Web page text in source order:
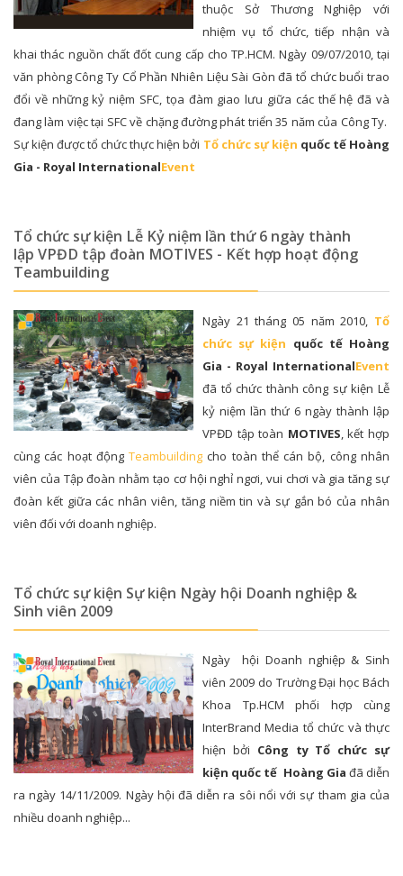
thuộc Sở Thương Nghiệp với
nhiệm vụ tổ chức, tiếp nhận và
khai thác nguồn chất đốt cung cấp cho TP.HCM. Ngày 09/07/2010, tại
văn phòng Công Ty Cổ Phần Nhiên Liệu Sài Gòn đã tổ chức buổi trao
đổi về những kỷ niệm SFC, tọa đàm giao lưu giữa các thế hệ đã và
đang làm việc tại SFC về chặng đường phát triển 35 năm của Công Ty.
Sự kiện được tổ chức thực hiện bởi Tổ chức sự kiện quốc tế Hoàng
Gia - Royal InternationalEvent
Tổ chức sự kiện Lễ Kỷ niệm lần thứ 6 ngày thành
lập VPĐD tập đoàn MOTIVES - Kết hợp hoạt động
Teambuilding
Ngày 21 tháng 05 năm 2010, Tổ
chức sự kiện quốc tế Hoàng
Gia - Royal InternationalEvent
đã tổ chức thành công sự kiện Lễ
kỷ niệm lần thứ 6 ngày thành lập
VPĐD tập toàn MOTIVES, kết hợp
cùng các hoạt độngTeambuilding cho toàn thể cán bộ, công nhân
viên của Tập đoàn nhằm tạo cơ hội nghỉ ngơi, vui chơi và gia tăng sự
đoàn kết giữa các nhân viên, tăng niềm tin và sự gắn bó của nhân
viên đối với doanh nghiệp.
Tổ chức sự kiện Sự kiện Ngày hội Doanh nghiệp &
Sinh viên 2009
Ngày hội Doanh nghiệp & Sinh
viên 2009 do Trường Đại học Bách
Khoa Tp.HCM phối hợp cùng
InterBrand Media tổ chức và thực
hiện bởi Công ty Tổ chức sự
kiện quốc tế Hoàng Gia đã diễn
ra ngày 14/11/2009. Ngày hội đã diễn ra sôi nổi với sự tham gia của
nhiều doanh nghiệp...